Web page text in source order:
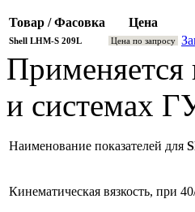
Товар / Фасовка Цена
Shell LHM-S 209L Цена по запросу
Применяется
и системах
Наименование показателей для
Кинематическая вязкость, при